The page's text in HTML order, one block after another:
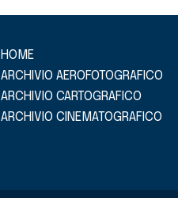
HOME
ARCHIVIO AEROFOTOGRAFICO
ARCHIVIO CARTOGRAFICO
ARCHIVIO CINEMATOGRAFICO